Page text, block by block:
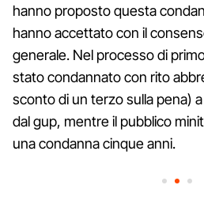
hanno proposto questa
hanno accettato con il
generale. Nel processo di
stato condannato con rito
sconto di un terzo sulla pena)
dal gup, mentre il pubblico
una condanna cinque anni.